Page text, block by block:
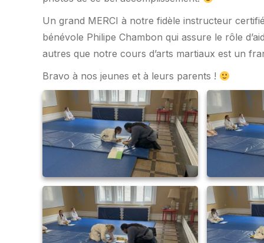
Un grand MERCI à notre fidèle instructeur certifié
bénévole Philipe Chambon qui assure le rôle
autres que notre cours d’arts martiaux est un
Bravo à nos jeunes et à leurs parents !